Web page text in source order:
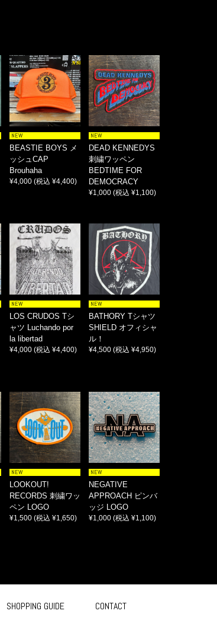
NEW
BEASTIE BOYS メ
ッシュCAP
Brouhaha
¥4,000 (税込 ¥4,400)
NEW
DEAD KENNEDYS
刺繍ワッペン
BEDTIME FOR
DEMOCRACY
¥1,000 (税込 ¥1,100)
NEW
LOS CRUDOS Tシ
ャツ Luchando por
la libertad
¥4,000 (税込 ¥4,400)
NEW
BATHORY Tシャツ
SHIELD オフィシャ
ル！
¥4,500 (税込 ¥4,950)
NEW
LOOKOUT!
RECORDS 刺繍ワッ
ペン LOGO
¥1,500 (税込 ¥1,650)
NEW
NEGATIVE
APPROACH ピンバ
ッジ LOGO
¥1,000 (税込 ¥1,100)
SHOPPING GUIDE CONTACT